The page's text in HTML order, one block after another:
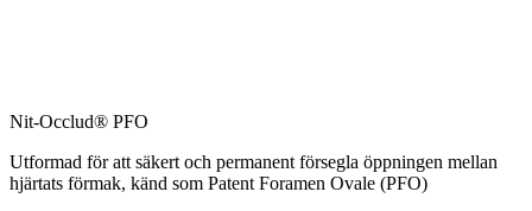
Nit-Occlud® PFO
Utformad för att säkert och permanent försegla öppningen mellan
hjärtats förmak, känd som Patent Foramen Ovale (PFO)